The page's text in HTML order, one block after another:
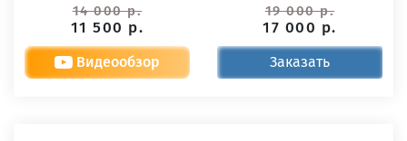
14 000 р.
11 500 р.
19 000 р.
17 000 р.
Видеообзор Заказать